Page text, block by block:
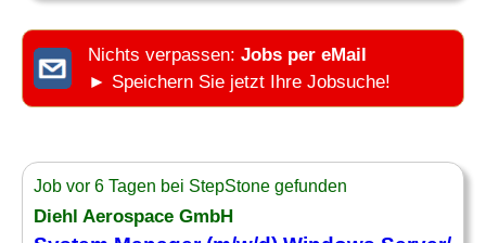
Nichts verpassen: Jobs per eMail
► Speichern Sie jetzt Ihre Jobsuche!
Job vor 6 Tagen bei StepStone gefunden
Diehl Aerospace GmbH